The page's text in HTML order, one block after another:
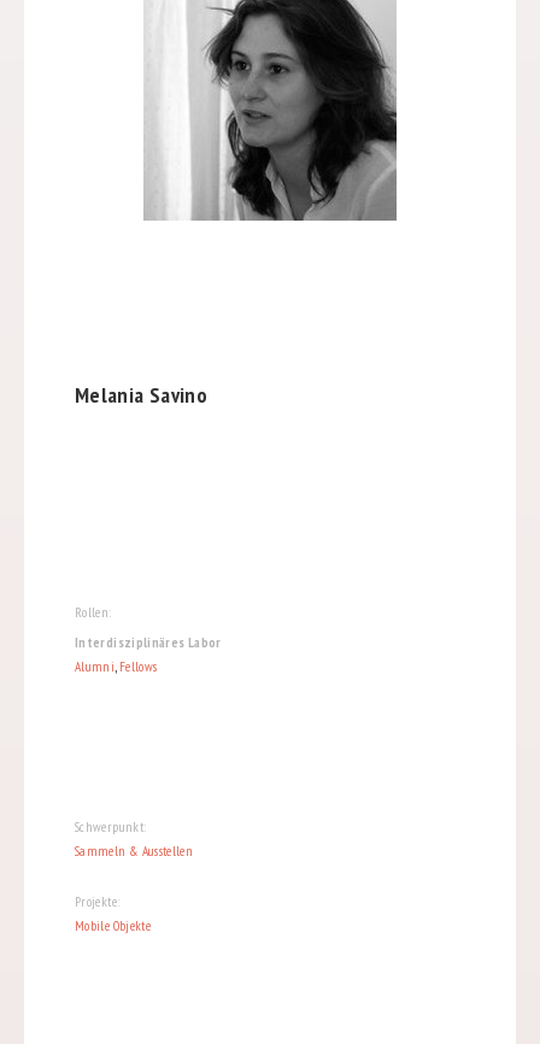
Melania Savino
Rollen:
Interdisziplinäres Labor
Alumni, Fellows
Schwerpunkt:
Sammeln & Ausstellen
Projekte:
Mobile Objekte